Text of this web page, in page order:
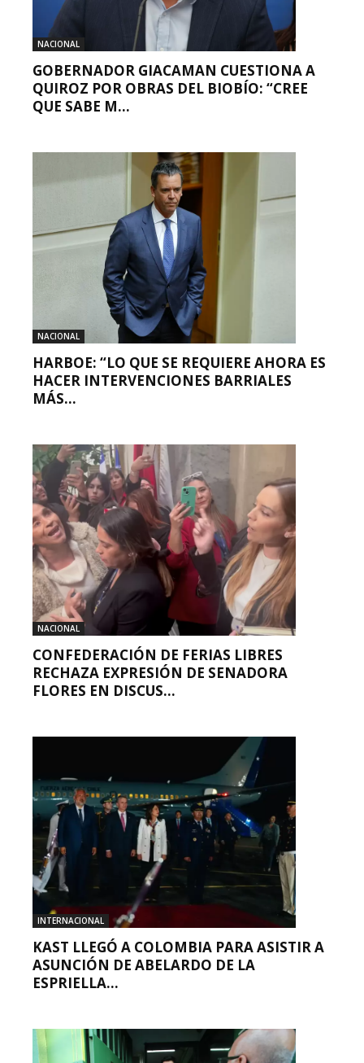
NACIONAL
GOBERNADOR GIACAMAN CUESTIONA A
QUIROZ POR OBRAS DEL BIOBÍO: “CREE
QUE SABE M...
NACIONAL
HARBOE: “LO QUE SE REQUIERE AHORA ES
HACER INTERVENCIONES BARRIALES
MÁS...
NACIONAL
CONFEDERACIÓN DE FERIAS LIBRES
RECHAZA EXPRESIÓN DE SENADORA
FLORES EN DISCUS...
INTERNACIONAL
KAST LLEGÓ A COLOMBIA PARA ASISTIR A
ASUNCIÓN DE ABELARDO DE LA
ESPRIELLA...